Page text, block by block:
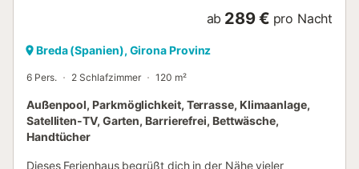
ab 289 € pro Nacht
Breda (Spanien), Girona Provinz
6 Pers. 2 Schlafzimmer 120 m²
Außenpool, Parkmöglichkeit, Terrasse, Klimaanlage,
Satelliten-TV, Garten, Barrierefrei, Bettwäsche,
Handtücher
Dieses Ferienhaus begrüßt dich in der Nähe vieler